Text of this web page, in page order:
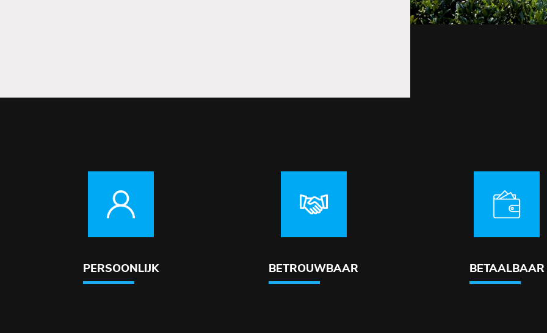
PERSOONLIJK BETROUWBAAR BETAALBAAR